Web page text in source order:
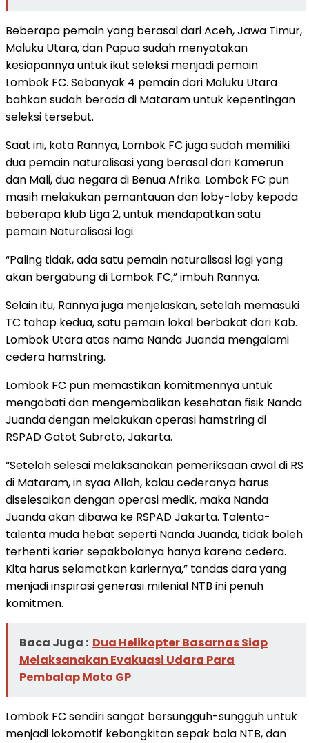
Beberapa pemain yang berasal dari Aceh, Jawa Timur,
Maluku Utara, dan Papua sudah menyatakan
kesiapannya untuk ikut seleksi menjadi pemain
Lombok FC. Sebanyak 4 pemain dari Maluku Utara
bahkan sudah berada di Mataram untuk kepentingan
seleksi tersebut.
Saat ini, kata Rannya, Lombok FC juga sudah memiliki
dua pemain naturalisasi yang berasal dari Kamerun
dan Mali, dua negara di Benua Afrika. Lombok FC pun
masih melakukan pemantauan dan loby-loby kepada
beberapa klub Liga 2, untuk mendapatkan satu
pemain Naturalisasi lagi.
“Paling tidak, ada satu pemain naturalisasi lagi yang
akan bergabung di Lombok FC,” imbuh Rannya.
Selain itu, Rannya juga menjelaskan, setelah memasuki
TC tahap kedua, satu pemain lokal berbakat dari Kab.
Lombok Utara atas nama Nanda Juanda mengalami
cedera hamstring.
Lombok FC pun memastikan komitmennya untuk
mengobati dan mengembalikan kesehatan fisik Nanda
Juanda dengan melakukan operasi hamstring di
RSPAD Gatot Subroto, Jakarta.
“Setelah selesai melaksanakan pemeriksaan awal di RS
di Mataram, in syaa Allah, kalau cederanya harus
diselesaikan dengan operasi medik, maka Nanda
Juanda akan dibawa ke RSPAD Jakarta. Talenta-
talenta muda hebat seperti Nanda Juanda, tidak boleh
terhenti karier sepakbolanya hanya karena cedera.
Kita harus selamatkan kariernya,” tandas dara yang
menjadi inspirasi generasi milenial NTB ini penuh
komitmen.
Baca Juga : Dua Helikopter Basarnas Siap
Melaksanakan Evakuasi Udara Para
Pembalap Moto GP
Lombok FC sendiri sangat bersungguh-sungguh untuk
menjadi lokomotif kebangkitan sepak bola NTB, dan